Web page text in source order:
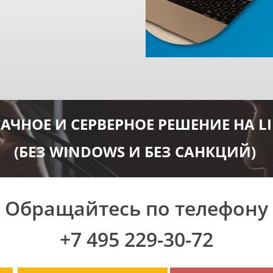
И СЕРВЕРНОЕ РЕШЕНИЕ НА
(БЕЗ WINDOWS И БЕЗ САНКЦИЙ)
Обращайтесь по телефону
+7 495 229-30-72